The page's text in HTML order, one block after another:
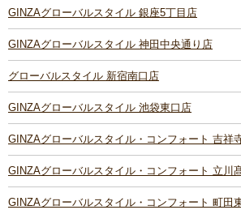
GINZAグローバルスタイル 銀座5丁目店
GINZAグローバルスタイル 神田中央通り店
グローバルスタイル 新宿南口店
GINZAグローバルスタイル 池袋東口店
GINZAグローバルスタイル・コンフォート 吉祥
GINZAグローバルスタイル・コンフォート 立川
GINZAグローバルスタイル・コンフォート 町田